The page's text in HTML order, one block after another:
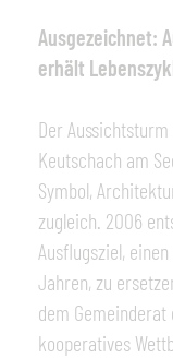
Ausgezeichnet:
erhält
Der
Keutschach am
Symbol,
zugleich. 2006
Ausflugsziel,
Jahren, zu
dem
kooperatives